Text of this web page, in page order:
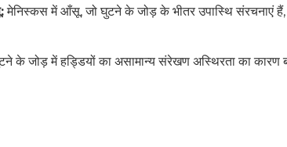
मेनिस्कस में आँसू, जो घुटने के जोड़ के भीतर उपास्थि संरचनाएं हैं,
के जोड़ में हड्डियों का असामान्य संरेखण अस्थिरता का कारण